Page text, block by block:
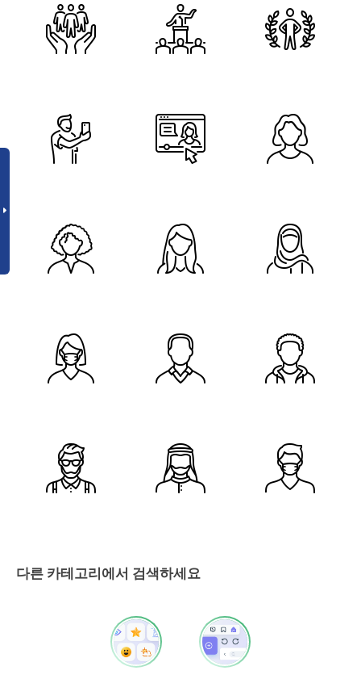
다른 카테고리에서 검색하세요